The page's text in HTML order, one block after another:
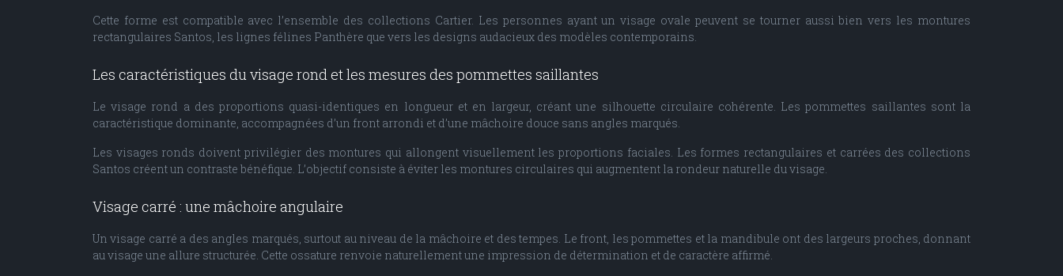
Cette forme est compatible avec l’ensemble des collections Cartier. Les personnes ayant un visage ovale peuvent se tourner aussi bien vers les montures
rectangulaires Santos, les lignes félines Panthère que vers les designs audacieux des modèles contemporains.
Les caractéristiques du visage rond et les mesures des pommettes saillantes
Le visage rond a des proportions quasi-identiques en longueur et en largeur, créant une silhouette circulaire cohérente. Les pommettes saillantes sont la
caractéristique dominante, accompagnées d’un front arrondi et d’une mâchoire douce sans angles marqués.
Les visages ronds doivent privilégier des montures qui allongent visuellement les proportions faciales. Les formes rectangulaires et carrées des collections
Santos créent un contraste bénéfique. L’objectif consiste à éviter les montures circulaires qui augmentent la rondeur naturelle du visage.
Visage carré : une mâchoire angulaire
Un visage carré a des angles marqués, surtout au niveau de la mâchoire et des tempes. Le front, les pommettes et la mandibule ont des largeurs proches, donnant
au visage une allure structurée. Cette ossature renvoie naturellement une impression de détermination et de caractère affirmé.